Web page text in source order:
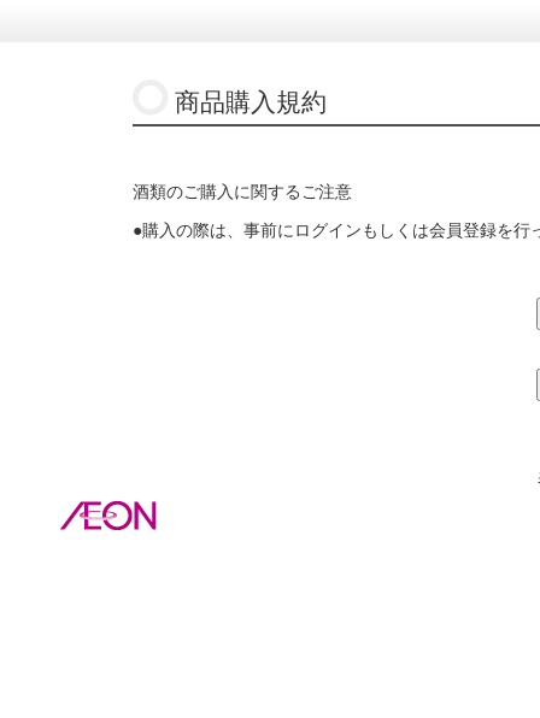
商品購入規約
酒類のご購入に関するご注意
●購入の際は、事前にログインもしくは会員登録を